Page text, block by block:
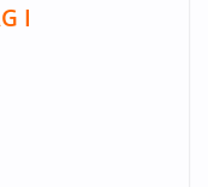
I